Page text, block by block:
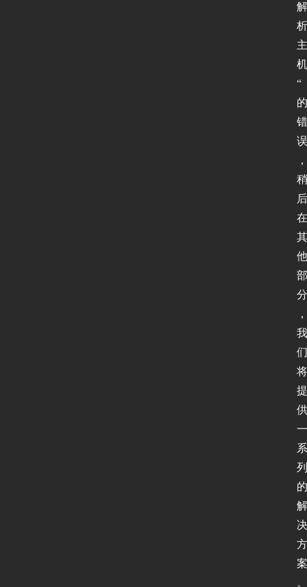
解
析
主
机
“
的
错
误
，
稍
后
在
其
他
部
分
，
我
们
将
提
供
一
系
列
的
解
决
方
案
。